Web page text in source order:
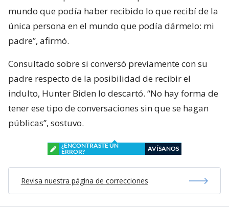
mundo que podía haber recibido lo que recibí de la
única persona en el mundo que podía dármelo: mi
padre”, afirmó.
Consultado sobre si conversó previamente con su
padre respecto de la posibilidad de recibir el
indulto, Hunter Biden lo descartó. “No hay forma de
tener ese tipo de conversaciones sin que se hagan
públicas”, sostuvo.
¿ENCONTRASTE UN
ERROR?
AVÍSANOS
Revisa nuestra página de correcciones